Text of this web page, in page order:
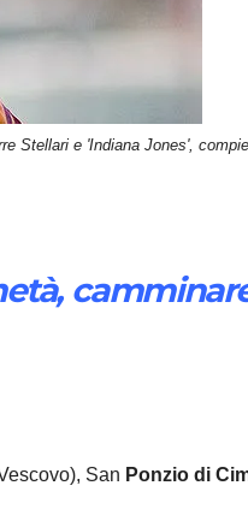
Stellari e 'Indiana Jones',
San Ponzio di